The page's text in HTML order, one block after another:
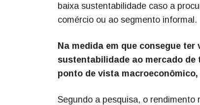
baixa sustentabilidade caso a
comércio ou ao segmento informal.
Na medida em que consegue
sustentabilidade ao mercado
ponto de vista
Segundo a pesquisa, o